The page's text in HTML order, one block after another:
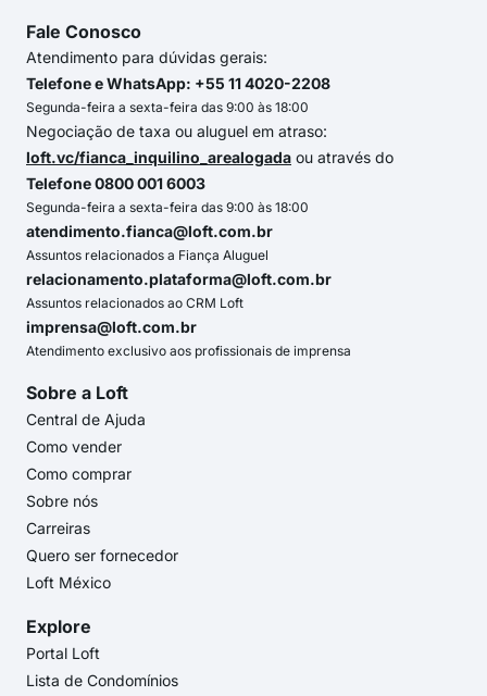
Fale Conosco
Atendimento para dúvidas gerais:
Telefone e WhatsApp: +55 11 4020-2208
Segunda-feira a sexta-feira das 9:00 às 18:00
Negociação de taxa ou aluguel em atraso:
loft.vc/fianca_inquilino_arealogada ou através do
Telefone 0800 001 6003
Segunda-feira a sexta-feira das 9:00 às 18:00
atendimento.fianca@loft.com.br
Assuntos relacionados a Fiança Aluguel
relacionamento.plataforma@loft.com.br
Assuntos relacionados ao CRM Loft
imprensa@loft.com.br
Atendimento exclusivo aos profissionais de imprensa
Sobre a Loft
Central de Ajuda
Como vender
Como comprar
Sobre nós
Carreiras
Quero ser fornecedor
Loft México
Explore
Portal Loft
Lista de Condomínios